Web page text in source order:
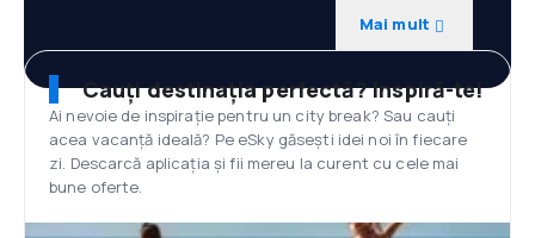
Mai mult
Cauți destinația perfectă? Inspiră-te!
Ai nevoie de inspirație pentru un city break? Sau cauți
acea vacanță ideală? Pe eSky găsești idei noi în fiecare
zi. Descarcă aplicația și fii mereu la curent cu cele mai
bune oferte.